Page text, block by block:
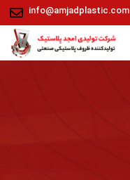
info@amjadplastic.com